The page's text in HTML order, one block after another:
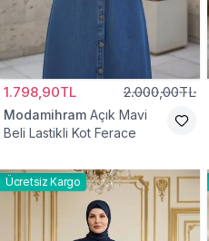
1.798,90TL 2.000,00TL
Modamihram Açık Mavi
Beli Lastikli Kot Ferace
Ücretsiz Kargo